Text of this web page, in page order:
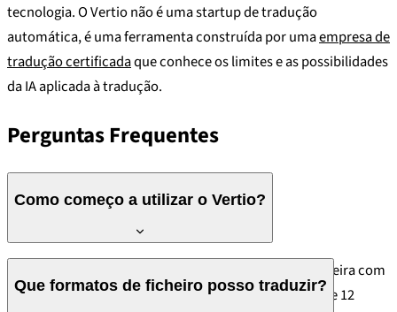
tecnologia. O Vertio não é uma startup de tradução
automática, é uma ferramenta construída por umaempresa de
tradução certificadaque conhece os limites e as possibilidades
da IA aplicada à tradução.
Perguntas Frequentes
Como começo a utilizar o Vertio?
, crie uma conta e carregue a sua carteira com
um mínimo de 10 EUR. Os créditos são válidos durante 12
Que formatos de ficheiro posso traduzir?